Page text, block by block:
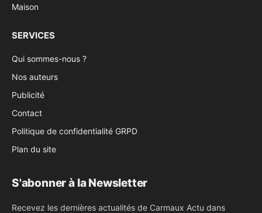
Maison
SERVICES
Qui sommes-nous ?
Nos auteurs
Publicité
Contact
Politique de confidentialité GRPD
Plan du site
S'abonner à la Newsletter
Recevez les dernières actualités de Carmaux Actu dans